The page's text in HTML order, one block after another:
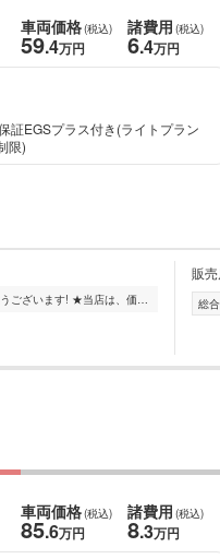
車両価格(税込)
59.4万円
諸費用 (税込)
6.4万円
証EGSプラス付き(ライトプラン
限)
☆☆☆☆☆☆谷井田自動車☆☆☆☆☆☆ ご覧頂きまして有難うございます! ★当店は、価格と品質には自信があります! そんなお客様の為に、良いお車を出来るだけ安く提供するのが、...
販
総
車両価格(税込)
85.6万円
諸費用 (税込)
8.3万円